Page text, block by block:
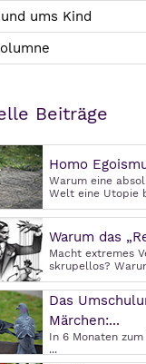
ums Kind
Beiträge
Homo
Warum eine
Welt eine Utopie
Warum das
Macht extremes
skrupellos?
Das
Märchen:...
In 6 Monaten
...